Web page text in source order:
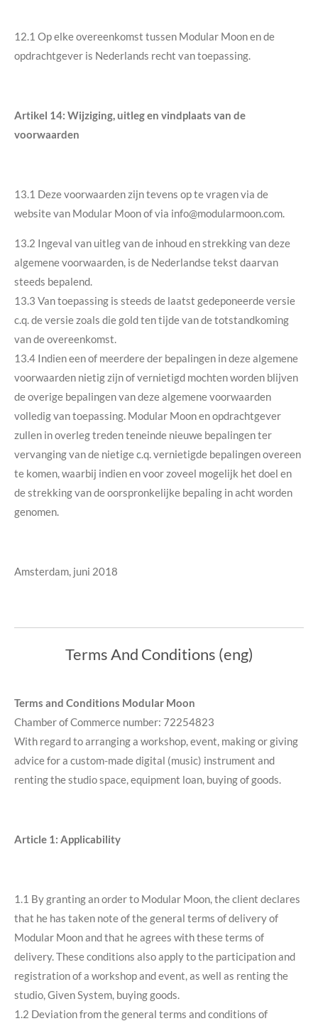
12.1 Op elke overeenkomst tussen Modular Moon en de
opdrachtgever is Nederlands recht van toepassing.
Artikel 14: Wijziging, uitleg en vindplaats van de
voorwaarden
13.1 Deze voorwaarden zijn tevens op te vragen via de
website van Modular Moon of via info@modularmoon.com.
13.2 Ingeval van uitleg van de inhoud en strekking van deze
algemene voorwaarden, is de Nederlandse tekst daarvan
steeds bepalend.
13.3 Van toepassing is steeds de laatst gedeponeerde versie
c.q. de versie zoals die gold ten tijde van de totstandkoming
van de overeenkomst.
13.4 Indien een of meerdere der bepalingen in deze algemene
voorwaarden nietig zijn of vernietigd mochten worden blijven
de overige bepalingen van deze algemene voorwaarden
volledig van toepassing. Modular Moon en opdrachtgever
zullen in overleg treden teneinde nieuwe bepalingen ter
vervanging van de nietige c.q. vernietigde bepalingen overeen
te komen, waarbij indien en voor zoveel mogelijk het doel en
de strekking van de oorspronkelijke bepaling in acht worden
genomen.
Amsterdam, juni 2018
Terms And Conditions (eng)
Terms and Conditions Modular Moon
Chamber of Commerce number: 72254823
With regard to arranging a workshop, event, making or giving
advice for a custom-made digital (music) instrument and
renting the studio space, equipment loan, buying of goods.
Article 1: Applicability
1.1 By granting an order to Modular Moon, the client declares
that he has taken note of the general terms of delivery of
Modular Moon and that he agrees with these terms of
delivery. These conditions also apply to the participation and
registration of a workshop and event, as well as renting the
studio, Given System, buying goods.
1.2 Deviation from the general terms and conditions of